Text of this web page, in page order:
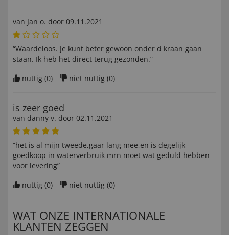
van Jan o. door 09.11.2021
“Waardeloos. Je kunt beter gewoon onder d kraan gaan
staan. Ik heb het direct terug gezonden.”
nuttig (0) niet nuttig (0)
is zeer goed
van danny v. door 02.11.2021
“het is al mijn tweede,gaar lang mee,en is degelijk
goedkoop in waterverbruik mrn moet wat geduld hebben
voor levering”
nuttig (0) niet nuttig (0)
WAT ONZE INTERNATIONALE
KLANTEN ZEGGEN